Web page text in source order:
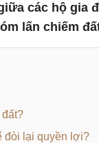
các hộ gia
lấn chiếm
đòi lại quyền lợi?